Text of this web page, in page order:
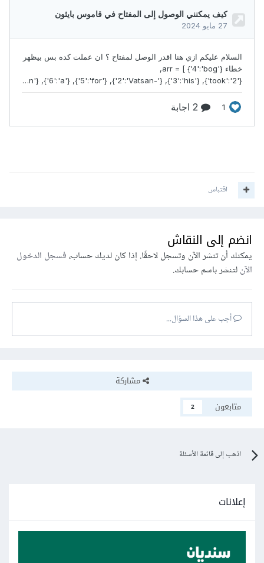
اقتباس
انضم إلى النقاش
يمكنك أن تنشر الآن وتسجل لاحقًا. إذا كان لديك حساب،فسجل الدخول
الآنلتنشر باسم حسابك.
أجب على هذا السؤال...
مشاركة
متابعون
2
اذهب إلى قائمة الأسئلة
إعلانات